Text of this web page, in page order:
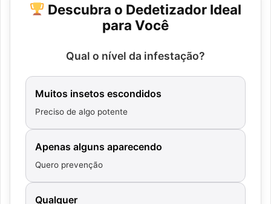
Descubra o Dedetizador Ideal
para Você
Qual o nível da infestação?
Muitos insetos escondidos
Preciso de algo potente
Apenas alguns aparecendo
Quero prevenção
Qualquer